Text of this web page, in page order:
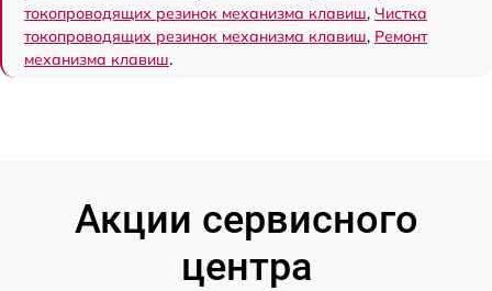
токопроводящих резинок механизма клавиш, Чистка
токопроводящих резинок механизма клавиш, Ремонт
механизма клавиш.
Акции сервисного
центра